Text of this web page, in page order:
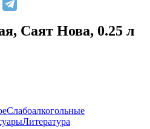
Саят Нова, 0.25 л
Слабоалкогольные
Литература